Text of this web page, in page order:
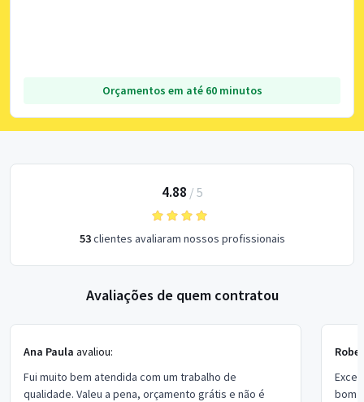
Orçamentos em até 60 minutos
4.88 / 5
53clientes avaliaram nossos profissionais
Avaliações de quem contratou
Ana Paula avaliou:
Fui muito bem atendida com um trabalho de
qualidade. Valeu a pena, orçamento grátis e não é
bom